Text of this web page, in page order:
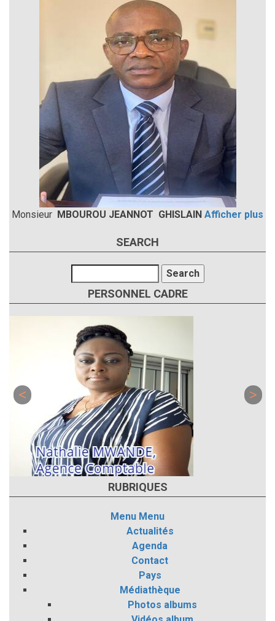
Monsieur MBOUROU JEANNOT GHISLAIN Afficher plus
SEARCH
PERSONNEL CADRE
RUBRIQUES
Menu Menu
Actualités
Agenda
Contact
Pays
Médiathèque
Photos albums